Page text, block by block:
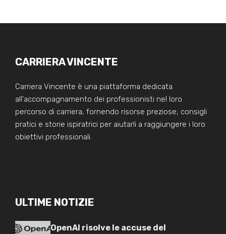
CARRIERA VINCENTE
Carriera Vincente è una piattaforma dedicata
all'accompagnamento dei professionisti nel loro
percorso di carriera, fornendo risorse preziose, consigli
pratici e storie ispiratrici per aiutarli a raggiungere i loro
obiettivi professionali.
ULTIME NOTIZIE
OpenAI risolve le accuse del